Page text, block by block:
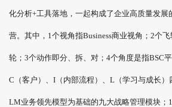
化分析+工具落地，一起构成了企业高质量发
营。其中，1个视角指Business商业视角；2个
轮；3个动作即分、拆、对；4个角度是指BSC
C（客户）、I（内部流程）、L（学习与成长）
LM业务领先模型为基础的九大战略管理模块；